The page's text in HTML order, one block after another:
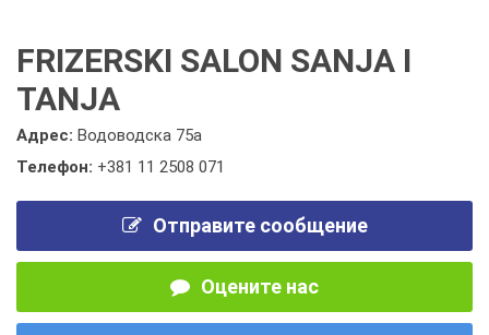
FRIZERSKI SALON SANJA I
TANJA
Адрес: Водоводска 75а
Телефон: +381 11 2508 071
Отправите сообщение
Оцените нас